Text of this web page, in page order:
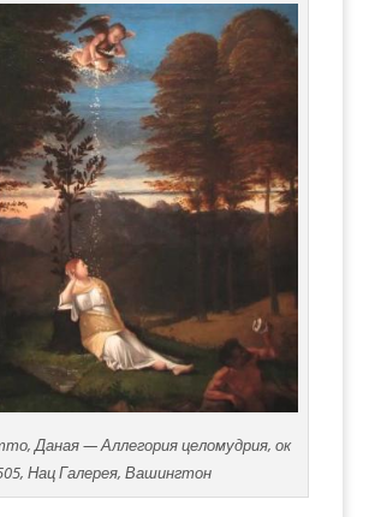
Даная — Аллегория целомудрия, ок
Нац Галерея, Вашингтон